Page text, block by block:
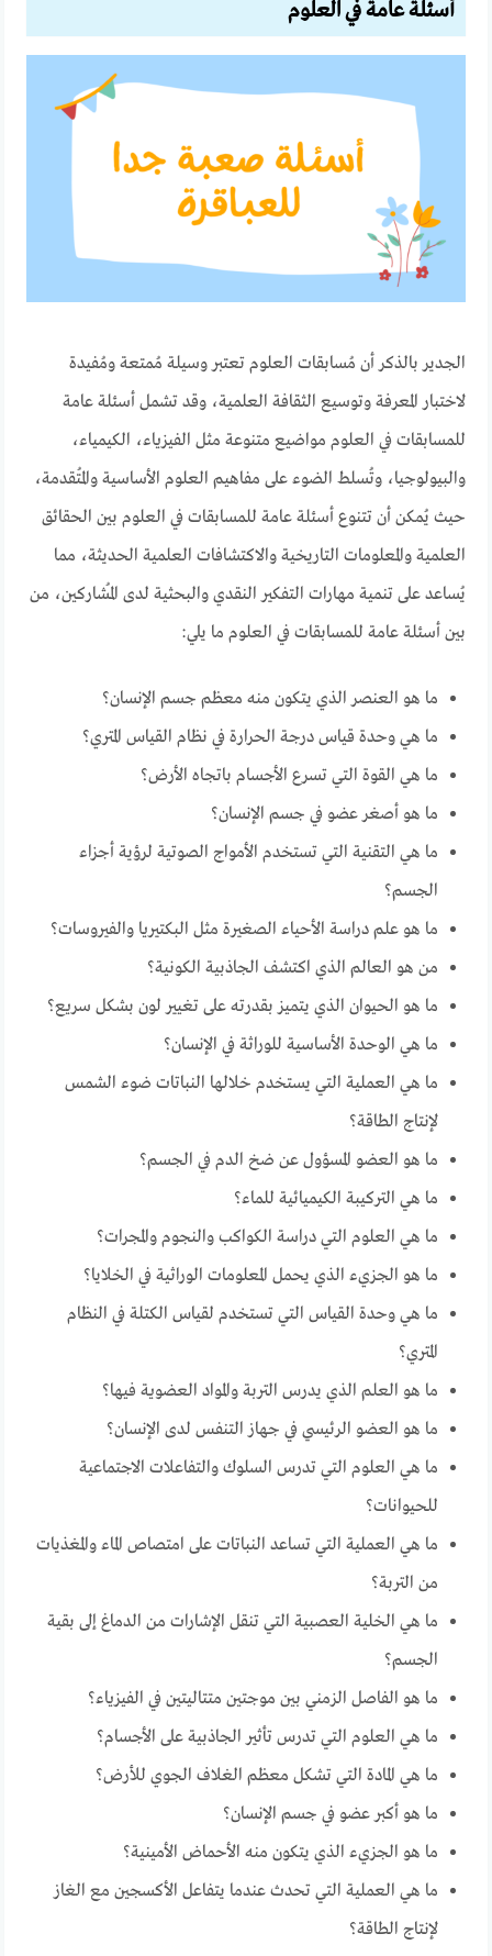
أسئلة عامة في العلوم
الجدير بالذكر أن مُسابقات العلوم تعتبر وسيلة مُمتعة ومُفيدة
لاختبار المعرفة وتوسيع الثقافة العلمية، وقد تشمل أسئلة عامة
للمسابقات في العلوم مواضيع متنوعة مثل الفيزياء، الكيمياء،
والبيولوجيا، وتُسلط الضوء على مفاهيم العلوم الأساسية والمُتقدمة،
حيث يُمكن أن تتنوع أسئلة عامة للمسابقات في العلوم بين الحقائق
العلمية والمعلومات التاريخية والاكتشافات العلمية الحديثة، مما
يُساعد على تنمية مهارات التفكير النقدي والبحثية لدى المُشاركين، من
بين أسئلة عامة للمسابقات في العلوم ما يلي:
ما هو العنصر الذي يتكون منه معظم جسم الإنسان؟
ما هي وحدة قياس درجة الحرارة في نظام القياس المتري؟
ما هي القوة التي تسرع الأجسام باتجاه الأرض؟
ما هو أصغر عضو في جسم الإنسان؟
ما هي التقنية التي تستخدم الأمواج الصوتية لرؤية أجزاء
الجسم؟
ما هو علم دراسة الأحياء الصغيرة مثل البكتيريا والفيروسات؟
من هو العالم الذي اكتشف الجاذبية الكونية؟
ما هو الحيوان الذي يتميز بقدرته على تغيير لون بشكل سريع؟
ما هي الوحدة الأساسية للوراثة في الإنسان؟
ما هي العملية التي يستخدم خلالها النباتات ضوء الشمس
لإنتاج الطاقة؟
ما هو العضو المسؤول عن ضخ الدم في الجسم؟
ما هي التركيبة الكيميائية للماء؟
ما هي العلوم التي دراسة الكواكب والنجوم والمجرات؟
ما هو الجزيء الذي يحمل المعلومات الوراثية في الخلايا؟
ما هي وحدة القياس التي تستخدم لقياس الكتلة في النظام
المتري؟
ما هو العلم الذي يدرس التربة والمواد العضوية فيها؟
ما هو العضو الرئيسي في جهاز التنفس لدى الإنسان؟
ما هي العلوم التي تدرس السلوك والتفاعلات الاجتماعية
للحيوانات؟
ما هي العملية التي تساعد النباتات على امتصاص الماء والمغذيات
من التربة؟
ما هي الخلية العصبية التي تنقل الإشارات من الدماغ إلى بقية
الجسم؟
ما هو الفاصل الزمني بين موجتين متتاليتين في الفيزياء؟
ما هي العلوم التي تدرس تأثير الجاذبية على الأجسام؟
ما هي المادة التي تشكل معظم الغلاف الجوي للأرض؟
ما هو أكبر عضو في جسم الإنسان؟
ما هو الجزيء الذي يتكون منه الأحماض الأمينية؟
ما هي العملية التي تحدث عندما يتفاعل الأكسجين مع الغاز
لإنتاج الطاقة؟